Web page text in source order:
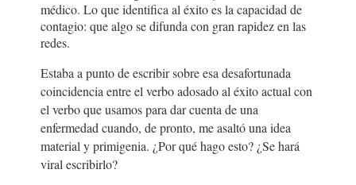
médico. Lo que identifica al éxito es la capacidad de
contagio: que algo se difunda con gran rapidez en las
redes.
Estaba a punto de escribir sobre esa desafortunada
coincidencia entre el verbo adosado al éxito actual con
el verbo que usamos para dar cuenta de una
enfermedad cuando, de pronto, me asaltó una idea
material y primigenia. ¿Por qué hago esto? ¿Se hará
viral escribirlo?